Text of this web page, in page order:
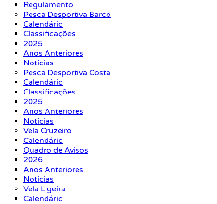
Regulamento
Pesca Desportiva Barco
Calendário
Classificações
2025
Anos Anteriores
Notícias
Pesca Desportiva Costa
Calendário
Classificações
2025
Anos Anteriores
Notícias
Vela Cruzeiro
Calendário
Quadro de Avisos
2026
Anos Anteriores
Notícias
Vela Ligeira
Calendário